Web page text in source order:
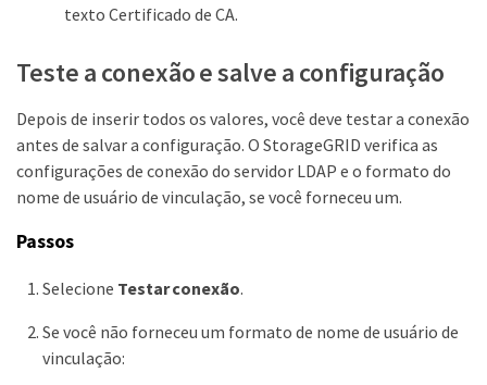
texto Certificado de CA.
Teste a conexão e salve a configuração
Depois de inserir todos os valores, você deve testar a conexão
antes de salvar a configuração. O StorageGRID verifica as
configurações de conexão do servidor LDAP e o formato do
nome de usuário de vinculação, se você forneceu um.
Passos
Selecione Testar conexão.
Se você não forneceu um formato de nome de usuário de
vinculação: